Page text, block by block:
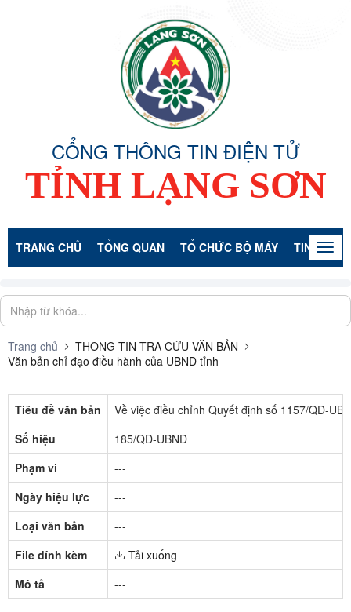
CỔNG THÔNG TIN ĐIỆN TỬ
TỈNH LẠNG SƠN
TRANG CHỦ TỔNG QUAN TỔ CHỨC BỘ MÁY TIN TỨC -
Trang chủ
THÔNG TIN TRA CỨU VĂN BẢN
Văn bản chỉ đạo điều hành của UBND tỉnh
Tiêu đề văn bản
Về việc điều chỉnh Quyết định số 1157/QĐ-
Số hiệu
185/QĐ-UBND
Phạm vi
---
Ngày hiệu lực
---
Loại văn bản
---
File đính kèm
Tải xuống
Mô tả
---